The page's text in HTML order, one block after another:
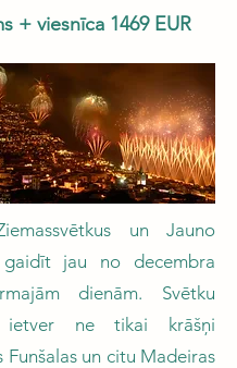
+ viesnīca 1469 EUR
un Jauno
jau no decembra
dienām. Svētku
ietver ne tikai krāšņi
Funšalas un citu Madeiras